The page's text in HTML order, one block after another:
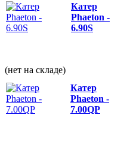
Катер
Phaeton -
6.90S
(нет на складе)
Катер
Phaeton -
7.00QP